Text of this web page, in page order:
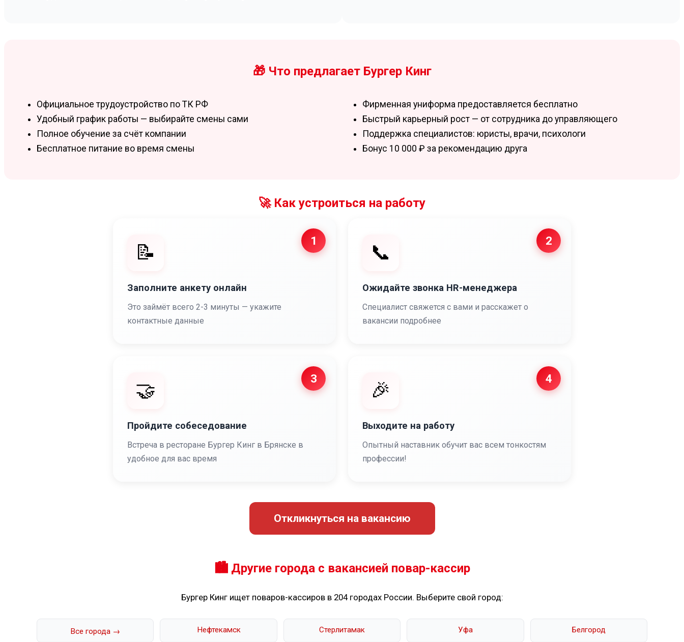
🎁 Что предлагает Бургер Кинг
Официальное трудоустройство по ТК РФ
Удобный график работы — выбирайте смены сами
Полное обучение за счёт компании
Бесплатное питание во время смены
Фирменная униформа предоставляется бесплатно
Быстрый карьерный рост — от сотрудника до управляющего
Поддержка специалистов: юристы, врачи, психологи
Бонус 10 000 ₽ за рекомендацию друга
🚀 Как устроиться на работу
1
📝
Заполните анкету онлайн
Это займёт всего 2-3 минуты — укажите
контактные данные
2
📞
Ожидайте звонка HR-менеджера
Специалист свяжется с вами и расскажет о
вакансии подробнее
3
🤝
Пройдите собеседование
Встреча в ресторане Бургер Кинг в Брянске в
удобное для вас время
4
🎉
Выходите на работу
Опытный наставник обучит вас всем тонкостям
профессии!
Откликнуться на вакансию
🏙️ Другие города с вакансией повар-кассир
Бургер Кинг ищет поваров-кассиров в 204 городах России. Выберите свой город:
Все города → Нефтекамск Стерлитамак Уфа Белгород